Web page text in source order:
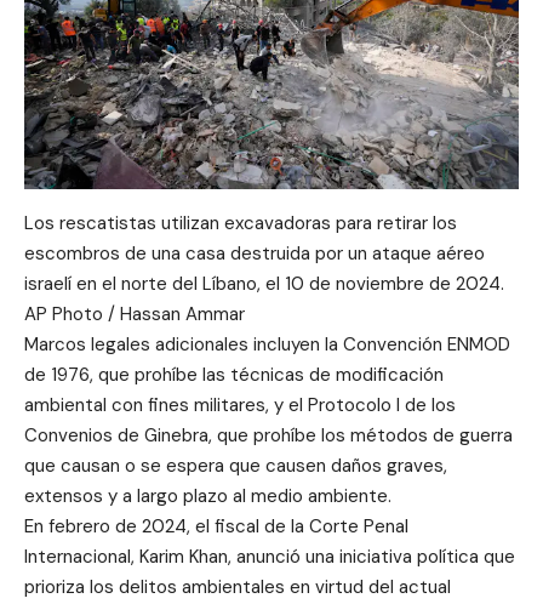
Los rescatistas utilizan excavadoras para retirar los
escombros de una casa destruida por un ataque aéreo
israelí en el norte del Líbano, el 10 de noviembre de 2024.
AP Photo / Hassan Ammar
Marcos legales adicionales incluyen la Convención ENMOD
de 1976, que prohíbe las técnicas de modificación
ambiental con fines militares, y el Protocolo I de los
Convenios de Ginebra, que prohíbe los métodos de guerra
que causan o se espera que causen daños graves,
extensos y a largo plazo al medio ambiente.
En febrero de 2024, el fiscal de la Corte Penal
Internacional, Karim Khan, anunció una iniciativa política que
prioriza los delitos ambientales en virtud del actual